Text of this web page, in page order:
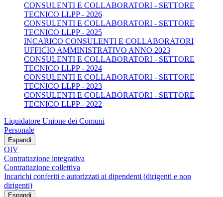
CONSULENTI E COLLABORATORI - SETTORE
TECNICO LLPP - 2026
CONSULENTI E COLLABORATORI - SETTORE
TECNICO LLPP - 2025
INCARICO CONSULENTI E COLLABORATORI
UFFICIO AMMINISTRATIVO ANNO 2023
CONSULENTI E COLLABORATORI - SETTORE
TECNICO LLPP - 2024
CONSULENTI E COLLABORATORI - SETTORE
TECNICO LLPP - 2023
CONSULENTI E COLLABORATORI - SETTORE
TECNICO LLPP - 2022
Liquidatore Unione dei Comuni
Personale
Espandi
OIV
Contrattazione integrativa
Contrattazione collettiva
Incarichi conferiti e autorizzati ai dipendenti (dirigenti e non
dirigenti)
Espandi